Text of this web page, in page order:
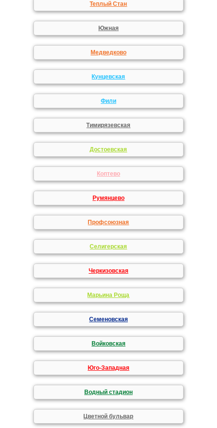
Теплый Стан
Южная
Медведково
Кунцевская
Фили
Тимирязевская
Достоевская
Коптево
Румянцево
Профсоюзная
Селигерская
Черкизовская
Марьина Роща
Семеновская
Войковская
Юго-Западная
Водный стадион
Цветной бульвар